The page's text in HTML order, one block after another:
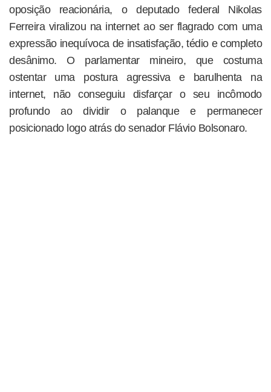
oposição reacionária, o deputado federal Nikolas
Ferreira viralizou na internet ao ser flagrado com uma
expressão inequívoca de insatisfação, tédio e completo
desânimo. O parlamentar mineiro, que costuma
ostentar uma postura agressiva e barulhenta na
internet, não conseguiu disfarçar o seu incômodo
profundo ao dividir o palanque e permanecer
posicionado logo atrás do senador Flávio Bolsonaro.